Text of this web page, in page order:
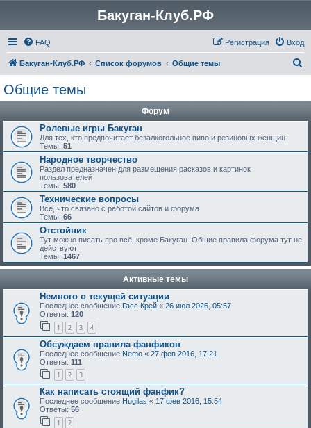
Бакуган-Клуб.РФ
FAQ Вход
Регистрация
Бакуган-Клуб.РФ Список форумов Общие темы
Общие темы
Форум
Ролевые игры Бакуган
Для тех, кто предпочитает безалкогольное пиво и резиновых женщин
Темы: 51
Народное творчество
Раздел предназначен для размещения расказов и картинок
пользователей
Темы: 580
Технические вопросы
Всё, что связано с работой сайтов и форума
Темы: 66
Отстойник
Тут можно писать про всё, кроме Бакуган. Общие правила форума тут не
действуют
Темы: 1467
Активные темы
Немного о текущей ситуации
Последнее сообщение Гасс Крей « 26 июл 2026, 05:57
Ответы: 120
1 2 3 4
Обсуждаем правила фанфиков
Последнее сообщение Nemo « 27 фев 2016, 17:21
Ответы: 111
1 2 3
Как написать стоящий фанфик?
Последнее сообщение Hugilas « 17 фев 2016, 15:54
Ответы: 56
1 2